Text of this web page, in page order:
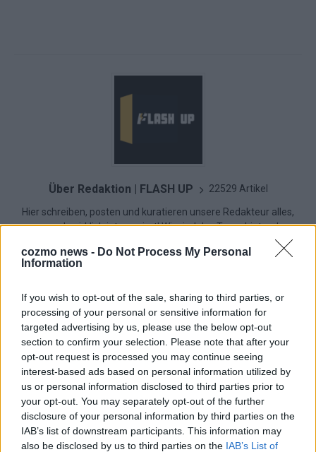
cozmo news - Do Not Process My Personal
Information
If you wish to opt-out of the sale, sharing to third parties, or
processing of your personal or sensitive information for
targeted advertising by us, please use the below opt-out
section to confirm your selection. Please note that after your
opt-out request is processed you may continue seeing
interest-based ads based on personal information utilized by
us or personal information disclosed to third parties prior to
your opt-out. You may separately opt-out of the further
disclosure of your personal information by third parties on the
IAB’s list of downstream participants. This information may
also be disclosed by us to third parties on the IAB’s List of
Über Redaktion | FLASH UP 22529 Artikel
Hier schreiben, posten und kuratieren unsere Redakteur alles,
was euch wirklich interessiert! Wir sind das Team hinter den
News, Storys und Videos, die ihr auf FLASH UP seht. Ob
brandheiße Nachrichten, coole Tipps, spannende Hintergründe
EXTRA